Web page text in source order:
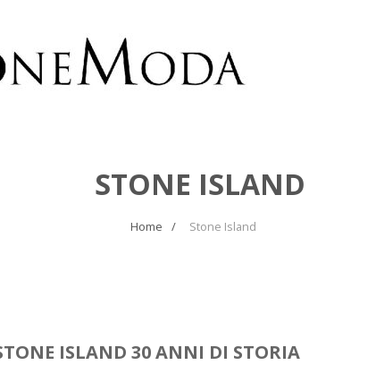
STONE ISLAND
Home Stone Island
ISLAND 30 ANNI DI STORIA